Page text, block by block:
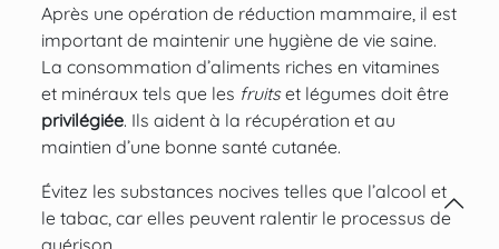
Après une opération de réduction mammaire, il est
important de maintenir une hygiène de vie saine.
La consommation d’aliments riches en vitamines
et minéraux tels que les fruitset légumes doit être
privilégiée. Ils aident à la récupération et au
maintien d’une bonne santé cutanée.
Évitez les substances nocives telles que l’alcool et
le tabac, car elles peuvent ralentir le processus de